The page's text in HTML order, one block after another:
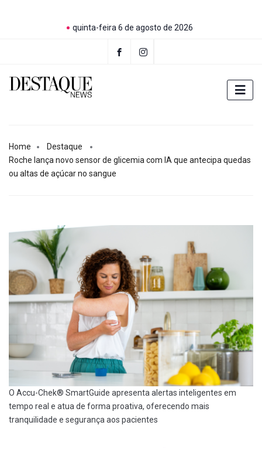
quinta-feira 6 de agosto de 2026
Home
Destaque
Roche lança novo sensor de glicemia com IA que antecipa quedas
ou altas de açúcar no sangue
O Accu-Chek® SmartGuide apresenta alertas inteligentes em
tempo real e atua de forma proativa, oferecendo mais
tranquilidade e segurança aos pacientes